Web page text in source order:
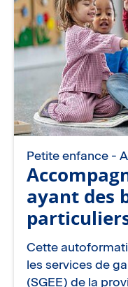
Petite enfance -
ayant des
Cette
les services de
(SGEE) de la